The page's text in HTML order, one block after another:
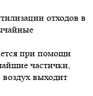
отходов в
при помощи
частички,
выходит